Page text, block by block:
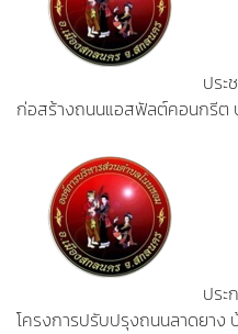
ประ
ก่อสร้างถนนแอสฟัลต์คอนกรีต
ประ
โครงการปรับปรุงถนนลาดยาง